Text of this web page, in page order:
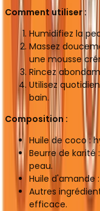
Comment utiliser :
Humidifiez la
Massez
une mousse
Rincez
Utilisez
bain.
Composition :
Huile de coco :
Beurre de
peau.
Huile d'amande
Autres
efficace.